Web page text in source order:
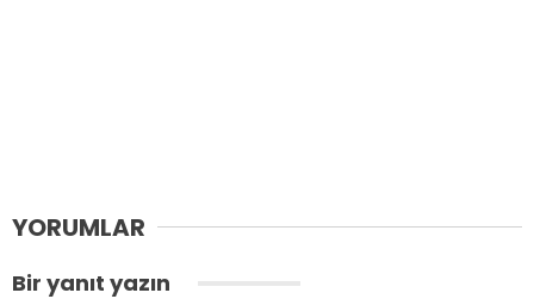
YORUMLAR
Bir yanıt yazın